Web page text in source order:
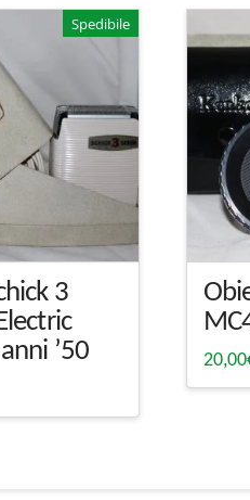
Spedibile
3
’50
20,00